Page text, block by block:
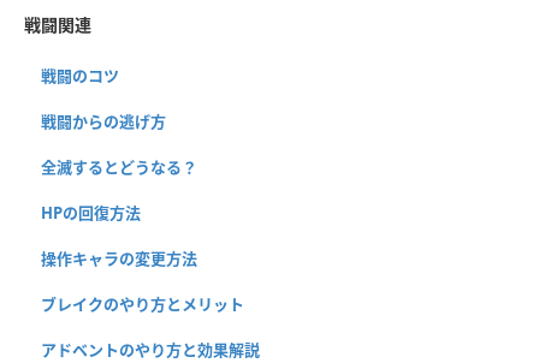
戦闘関連
戦闘のコツ
戦闘からの逃げ方
全滅するとどうなる？
HPの回復方法
操作キャラの変更方法
ブレイクのやり方とメリット
アドベントのやり方と効果解説